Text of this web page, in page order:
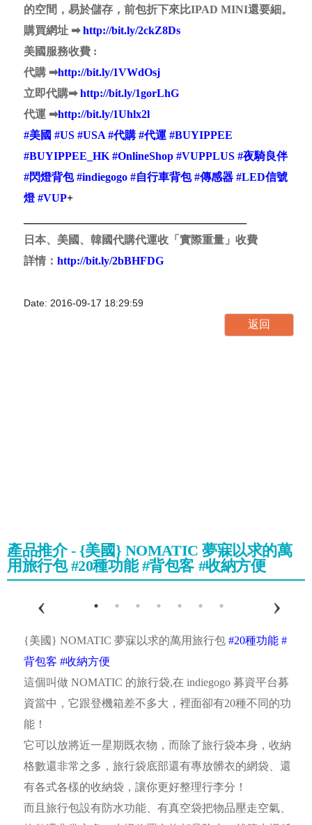
安全！
該款背包在外面有一組LED顯示燈，具備LED信號燈，
可以顯示四款指示：左，右，騎自行車信號和警告信
號，當你騎自行車，背著VUP +背包因為附有LED燈，
讓司機可以在遠處清楚看到你的位置。
VUP +背包是由高強度輕質面料，重量只有365g，而且
質料是防水的，背包的存儲容量達15升，讓您的有足夠
的空間，易於儲存，前包折下來比IPAD MINI還要細。
購買網址➡ http://bit.ly/2ckZ8Ds
美國服務收費 :
立即代購➡
http://bit.ly/1gorLhG
代運 ➡http://bit.ly/1Uhlx2l
#BUYIPPEE_HK #OnlineShop
LED信號
產品推介 - {美國} NOMATIC 夢寐以求的萬
用旅行包 #20種功能 #背包客 #收納方便
{美國} NOMATIC 夢寐以求的萬用旅行包 #20種功能
背包客 #收納方便